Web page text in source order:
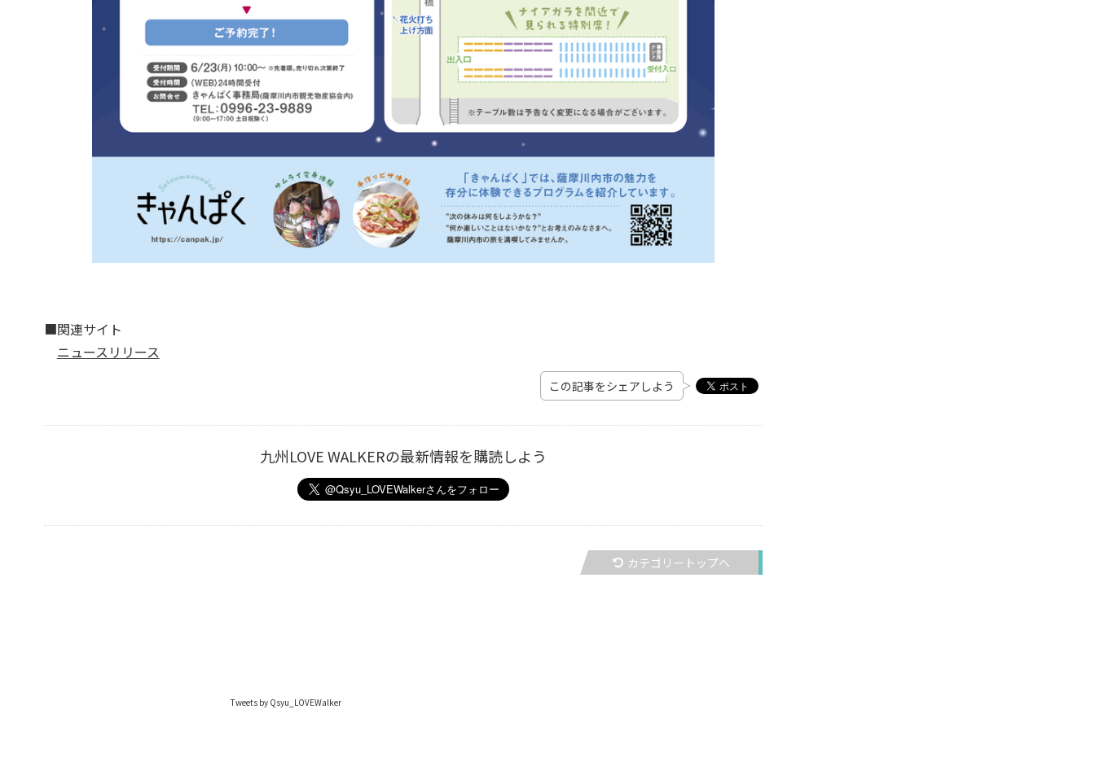
■関連サイト
ニュースリリース
この記事をシェアしよう
九州LOVE WALKERの最新情報を購読しよう
カテゴリートップへ
Tweets by Qsyu_LOVEWalker